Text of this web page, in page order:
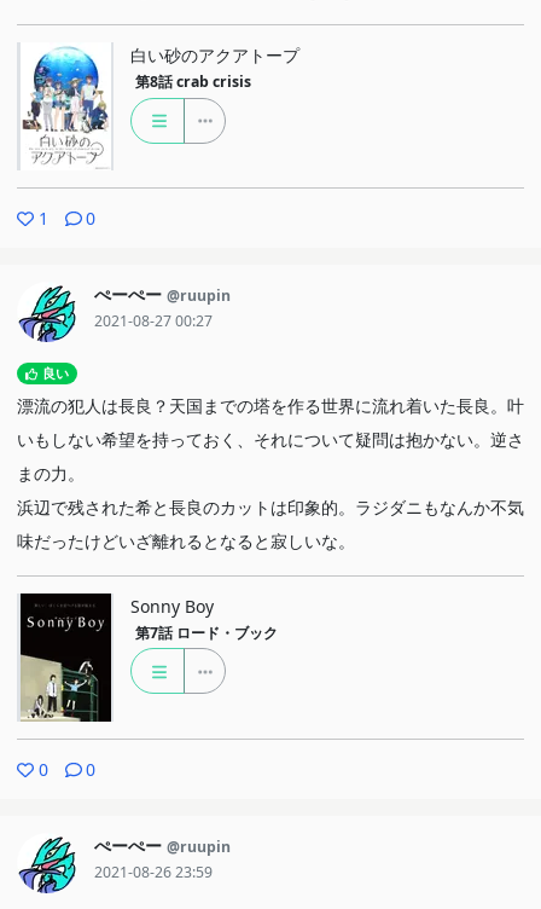
白い砂のアクアトープ
第8話 crab crisis
1 0
ぺーぺー @ruupin
2021-08-27 00:27
良い
漂流の犯人は長良？天国までの塔を作る世界に流れ着いた長良。叶
いもしない希望を持っておく、それについて疑問は抱かない。逆さ
まの力。
浜辺で残された希と長良のカットは印象的。ラジダニもなんか不気
味だったけどいざ離れるとなると寂しいな。
Sonny Boy
第7話 ロード・ブック
0 0
ぺーぺー @ruupin
2021-08-26 23:59